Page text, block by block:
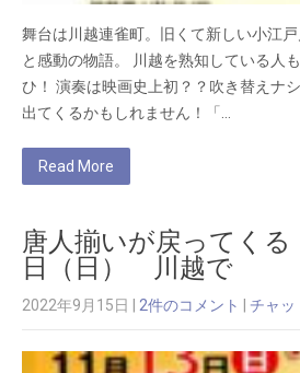
舞台は川越連雀町。旧くて新しい小江
と感動の物語。 川越を熟知している人
ひ！ 演奏は映画史上初？？吹き替えナ
出てくるかもしれません！「…
Read More
唐人揃いが戻ってく
日（日） 川越で
2022年9月15日 2件のコメント チャッ